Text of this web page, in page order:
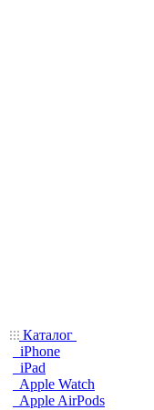
Каталог
iPhone
iPad
Apple Watch
Apple AirPods